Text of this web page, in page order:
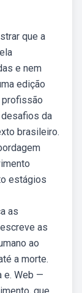
que a
e nem
edição
profissão
da
brasileiro.
estágios
as
as
ao
a morte.
e. Web —